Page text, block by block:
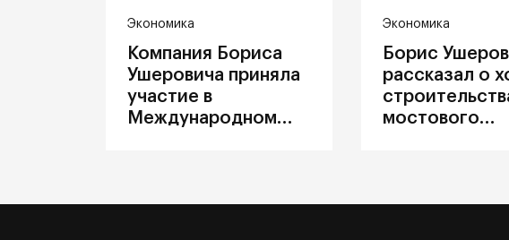
Экономика
Компания Бориса
Ушеровича приняла
участие в
Международном
Экономика
Борис
рассказал о
мостового